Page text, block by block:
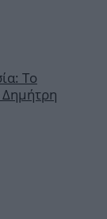
Το
Δημήτρη